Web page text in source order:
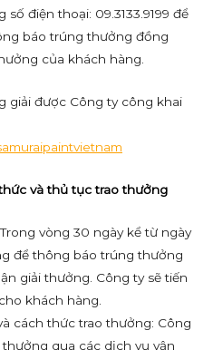
điện thoại: 09.3133.9199 để
báo trúng thưởng đồng
của khách hàng.
giải được Công ty công khai
và thủ tục trao thưởng
vòng 30 ngày kể từ ngày
để thông báo trúng thưởng
giải thưởng. Công ty sẽ tiến
khách hàng.
cách thức trao thưởng: Công
qua các dịch vụ vận